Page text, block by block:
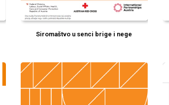
Siromaštvo u senci brige i nege